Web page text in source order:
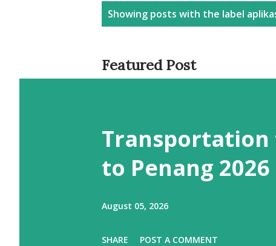
t
Showing posts with the label
Featured Post
Transportation
to Penang 2026
August 05, 2026
SHARE POST A COMMENT